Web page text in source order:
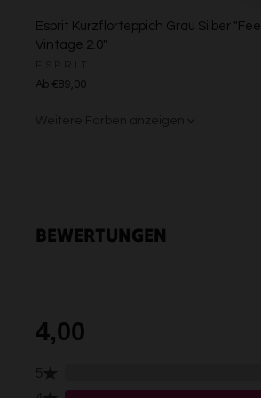
Esprit Kurzflorteppich Grau Silber "Feel
Vintage 2.0"
Ab €89,00
BEWERTUNGEN